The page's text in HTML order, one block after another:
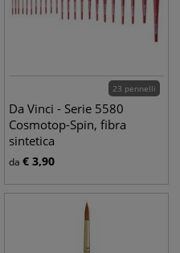
23 pennelli
Da Vinci - Serie 5580
Cosmotop-Spin, fibra
sintetica
da € 3,90